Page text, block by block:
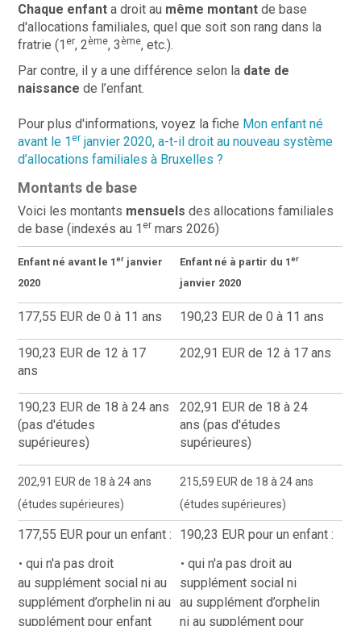
Chaque enfanta droit au même montant de base
d'allocations familiales, quel que soit son rang dans la
fratrie (1 er, 2ème, 3 ème, etc.).
Par contre, il y a une différence selon la date de
naissance de l’enfant.
Pour plus d'informations, voyez la fiche Mon enfant né
avant le 1er janvier 2020,a-t-il droit au nouveau système
d’allocations familiales à Bruxelles ?
Montants de base
Voici les montants mensuels des allocations familiales
de base (indexés au 1 er mars 2026)
Enfant né avant le 1er janvier
2020
Enfant né à partir du 1er
janvier 2020
177,55 EUR de 0 à 11 ans 190,23 EUR de 0 à 11 ans
190,23 EUR de 12 à 17
ans
202,91 EUR de 12 à 17 ans
190,23 EUR de 18 à 24 ans
(pas d'études
supérieures)
202,91 EUR de 18 à 24
ans(pas d'études
supérieures)
202,91 EUR de 18 à 24 ans
(études supérieures)
215,59 EUR de 18 à 24 ans
(études supérieures)
177,55 EUR pour un enfant :
qui n'a pas droit
au supplément social ni au
supplément d’orphelin ni au
supplément pour enfant
190,23 EUR pour un enfant :
qui n'a pas droit au
supplément social ni
au supplément d’orphelin
ni au supplément pour